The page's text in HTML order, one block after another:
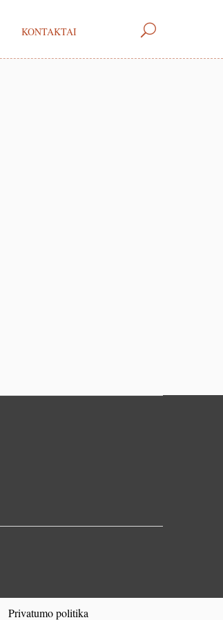
KONTAKTAI
Privatumo politika